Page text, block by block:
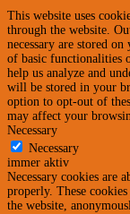
This website uses
through the website.
necessary are stored
of basic functionalities
help us analyze and
will be stored in your
option to opt-out of
may affect your
Necessary
Necessary
immer aktiv
Necessary cookies are
properly. These
the website,